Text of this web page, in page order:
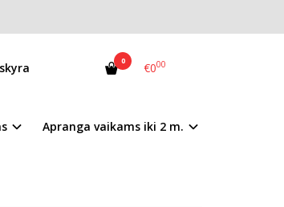
0 €000
Apranga vaikams iki 2 m.
aprašyme.